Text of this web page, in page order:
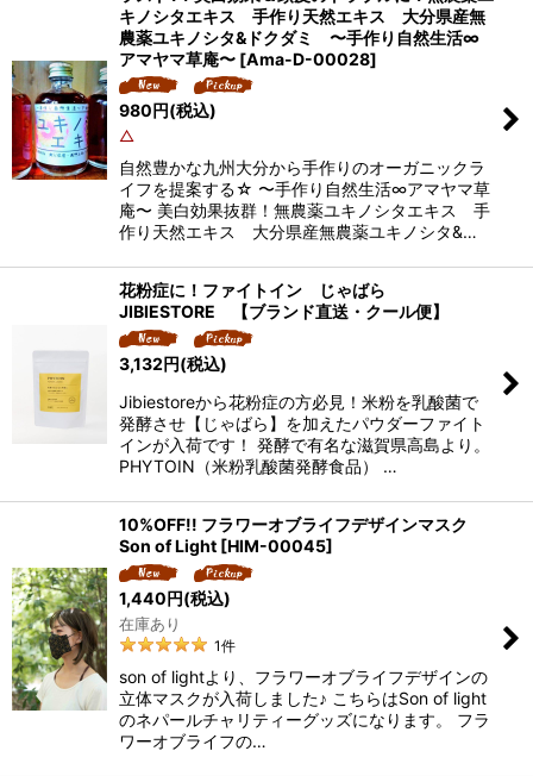
キノシタエキス 手作り天然エキス 大分県産無
農薬ユキノシタ&ドクダミ 〜手作り自然生活∞
アマヤマ草庵〜 [Ama-D-00028]
980円(税込)
△
自然豊かな九州大分から手作りのオーガニックラ
イフを提案する☆ 〜手作り自然生活∞アマヤマ草
庵〜 美白効果抜群！無農薬ユキノシタエキス 手
作り天然エキス 大分県産無農薬ユキノシタ&…
花粉症に！ファイトイン じゃばら
JIBIESTORE 【ブランド直送・クール便】
3,132円(税込)
Jibiestoreから花粉症の方必見！米粉を乳酸菌で
発酵させ【じゃばら】を加えたパウダーファイト
インが入荷です！ 発酵で有名な滋賀県高島より。
PHYTOIN（米粉乳酸菌発酵食品） …
10%OFF!! フラワーオブライフデザインマスク
Son of Light [HIM-00045]
1,440円(税込)
在庫あり
1件
son of lightより、フラワーオブライフデザインの
立体マスクが入荷しました♪ こちらはSon of light
のネパールチャリティーグッズになります。 フラ
ワーオブライフの…